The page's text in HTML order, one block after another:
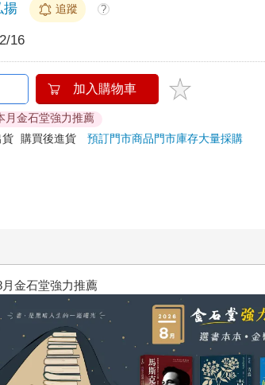
揚 追蹤 ?
16
加入購物車
金石堂強力推薦
貨
購買後進貨預訂門市商品門市庫存大量採購
錄-2026上半年暢銷榜